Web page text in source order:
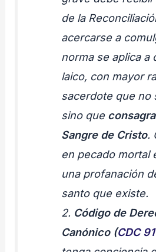
de la
acercarse a
norma se aplica a
laico, con mayor
sacerdote que no
sino que
Sangre de Cristo.
en pecado mortal
una profanación
santo que existe.
2. Código de
Canónico (CDC